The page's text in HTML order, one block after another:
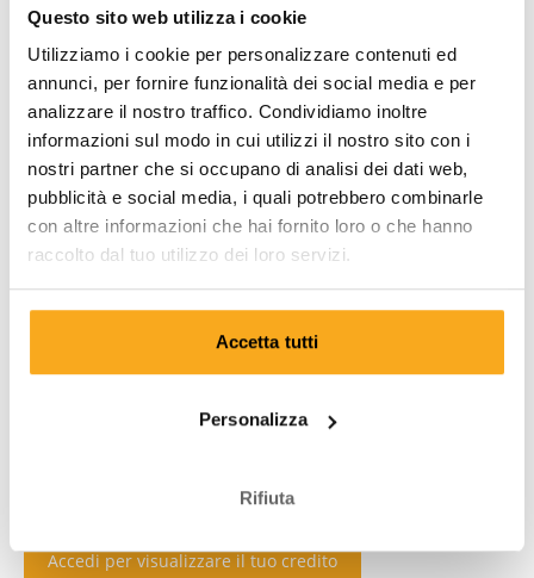
Questo sito web utilizza i cookie
Utilizziamo i cookie per personalizzare contenuti ed
annunci, per fornire funzionalità dei social media e per
analizzare il nostro traffico. Condividiamo inoltre
informazioni sul modo in cui utilizzi il nostro sito con i
nostri partner che si occupano di analisi dei dati web,
pubblicità e social media, i quali potrebbero combinarle
con altre informazioni che hai fornito loro o che hanno
raccolto dal tuo utilizzo dei loro servizi.
Accetta tutti
Personalizza
Rifiuta
Accedi per visualizzare il tuo credito